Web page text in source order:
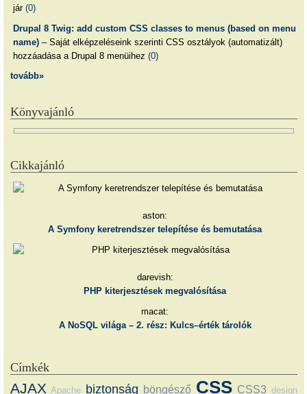
jár (0)
Drupal 8 Twig: add custom CSS classes to menus (based on menu
name)– Saját elképzeléseink szerinti CSS osztályok (automatizált)
hozzáadása a Drupal 8 menüihez (0)
tovább»
Könyvajánló
Cikkajánló
aston:
A Symfony keretrendszer telepítése és bemutatása
darevish:
PHP kiterjesztések megvalósítása
macat:
A NoSQL világa – 2. rész: Kulcs–érték tárolók
Címkék
AJAX Apache biztonság böngésző CSS CSS3 design